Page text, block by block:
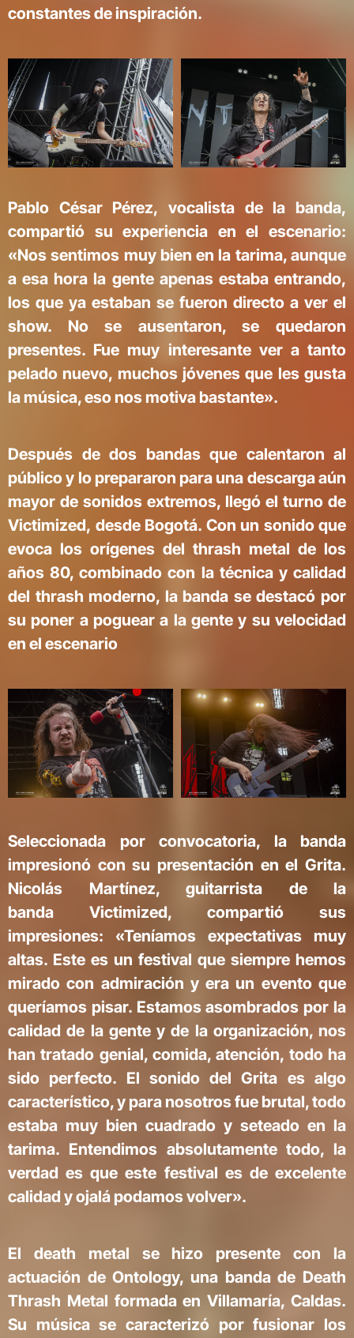
constantes de inspiración.
Pablo César Pérez, vocalista de la banda,
compartió su experiencia en el escenario:
«Nos sentimos muy bien en la tarima, aunque
a esa hora la gente apenas estaba entrando,
los que ya estaban se fueron directo a ver el
show. No se ausentaron, se quedaron
presentes. Fue muy interesante ver a tanto
pelado nuevo, muchos jóvenes que les gusta
la música, eso nos motiva bastante».
Después de dos bandas que calentaron al
público y lo prepararon para una descarga aún
mayor de sonidos extremos, llegó el turno de
Victimized, desde Bogotá. Con un sonido que
evoca los orígenes del thrash metal de los
años 80, combinado con la técnica y calidad
del thrash moderno, la banda se destacó por
su poner a poguear a la gente y su velocidad
en el escenario
Seleccionada por convocatoria, la banda
impresionó con su presentación en el Grita.
Nicolás Martínez, guitarrista de la
banda Victimized, compartió sus
impresiones: «Teníamos expectativas muy
altas. Este es un festival que siempre hemos
mirado con admiración y era un evento que
queríamos pisar. Estamos asombrados por la
calidad de la gente y de la organización, nos
han tratado genial, comida, atención, todo ha
sido perfecto. El sonido del Grita es algo
característico, y para nosotros fue brutal, todo
estaba muy bien cuadrado y seteado en la
tarima. Entendimos absolutamente todo, la
verdad es que este festival es de excelente
calidad y ojalá podamos volver».
El death metal se hizo presente con la
actuación de Ontology, una banda de Death
Thrash Metal formada en Villamaría, Caldas.
Su música se caracterizó por fusionar los